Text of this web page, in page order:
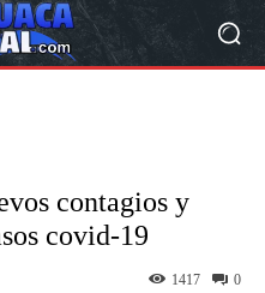
contagios y
covid-19
0
1417